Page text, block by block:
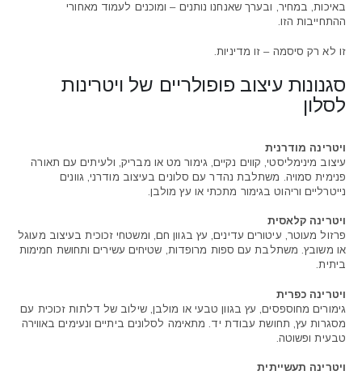
באיכות, במחיר, ובערך שאנחנו נותנים – ומוכנים לעמוד מאחורי
ההתחייבות הזו.
זו לא רק סיסמה – זו מדיניות.
סגנונות עיצוב פופולריים של ויטרינות
לסלון
ויטרינה מודרנית
עיצוב מינימליסטי, קווים נקיים, גימור מט או מבריק, ולעיתים עם תאורה
פנימית סמויה. משתלבת נהדר עם סלונים בעיצוב מודרני, גוונים
נייטרליים וריהוט בגימור מתכתי או עץ מולבן.
ויטרינה קלאסית
פרזול מעוטר, עיטורים עדינים, עץ בגוון חם, ומשטחי זכוכית בעיצוב מעוגל
או משובץ. משתלבת עם ספות מרופדות, שטיחים עשירים ותחושת חמימות
ביתית.
ויטרינה כפרית
גימורים מחוספסים, עץ בגוון טבעי או מולבן, שילוב של דלתות זכוכית עם
מסגרות עץ, תחושת עבודת יד. מתאימה לסלונים ביתיים ונעימים באווירה
טבעית ופשוטה.
ויטרינה תעשייתית